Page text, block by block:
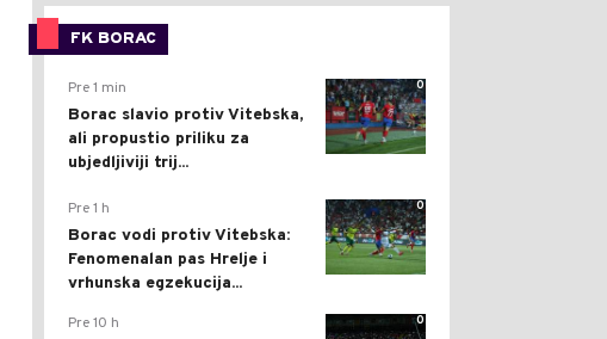
FK BORAC
0
Pre 1 min
Borac slavio protiv Vitebska,
ali propustio priliku za
ubjedljiviji trij...
0
Pre 1 h
Borac vodi protiv Vitebska:
Fenomenalan pas Hrelje i
vrhunska egzekucija...
0
Pre 10 h